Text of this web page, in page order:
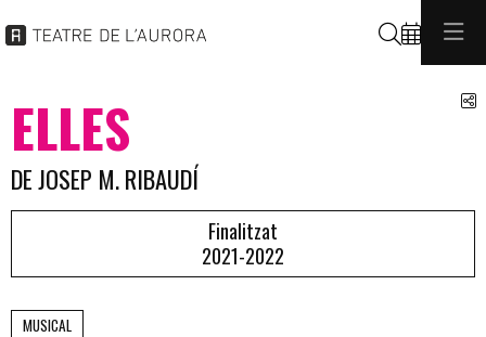
Cerca
ELLES
DE JOSEP M. RIBAUDÍ
Finalitzat
2021-2022
MUSICAL